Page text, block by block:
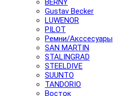
BERNY
Gustav Becker
LUWENOR
PILOT
Pемни/Акссесуары
SAN MARTIN
STALINGRAD
STEELDIVE
SUUNTO
TANDORIO
Восток